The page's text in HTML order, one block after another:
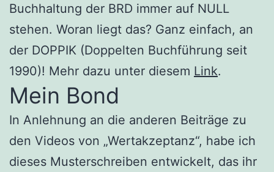
Buchhaltung der BRD immer auf NULL
stehen. Woran liegt das? Ganz einfach, an
der DOPPIK (Doppelten Buchführung seit
1990)! Mehr dazu unter diesem Link.
Mein Bond
In Anlehnung an die anderen Beiträge zu
den Videos von „Wertakzeptanz“, habe ich
dieses Musterschreiben entwickelt, das ihr